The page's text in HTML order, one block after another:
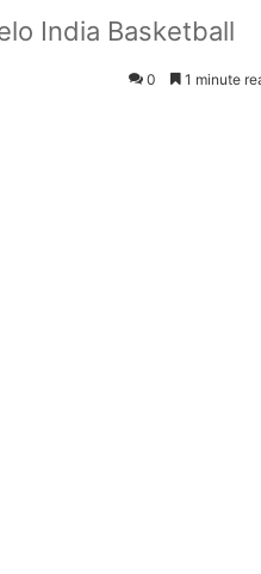
India Basketball
0 1 minute